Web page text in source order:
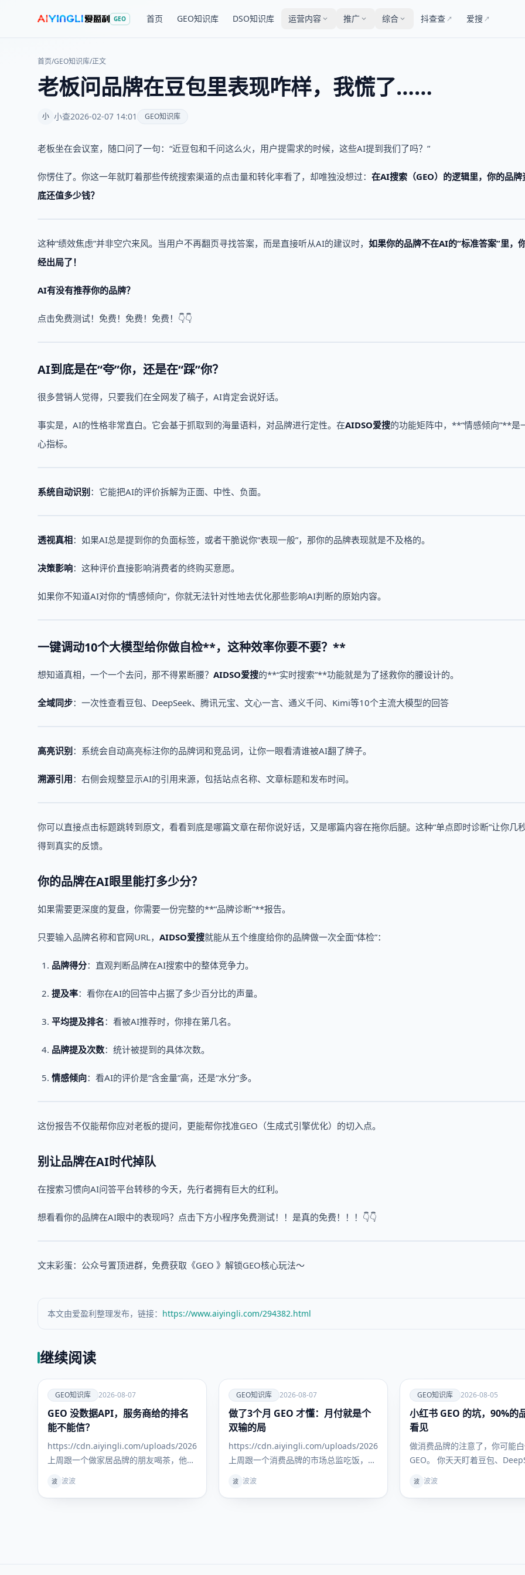
GEO 首页 GEO知识库 DSO知识库 运营内容 推广 综合 抖查查 ↗ 爱搜 ↗
首页/GEO知识库/正文
老板问品牌在豆包里表现咋样，我慌了……
小 小查2026-02-07 14:01 GEO知识库
老板坐在会议室，随口问了一句：“近豆包和千问这么火，用户提需求的时候，这些AI提到我们了吗？”
你愣住了。你这一年就盯着那些传统搜索渠道的点击量和转化率看了，却唯独没想过： 在AI搜索（GEO）的逻辑里，你的品牌
底还值多少钱？
这种“绩效焦虑”并非空穴来风。当用户不再翻页寻找答案，而是直接听从AI的建议时， 如果你的品牌不在AI的“标准答案”里，
经出局了！
AI有没有推荐你的品牌？
点击免费测试！免费！免费！免费！👇👇
AI到底是在“夸”你，还是在“踩”你？
很多营销人觉得，只要我们在全网发了稿子，AI肯定会说好话。
事实是，AI的性格非常直白。它会基于抓取到的海量语料，对品牌进行定性。在AIDSO爱搜的功能矩阵中，**“情感倾向”**是
心指标。
系统自动识别 ：它能把AI的评价拆解为正面、中性、负面。
透视真相：如果AI总是提到你的负面标签，或者干脆说你“表现一般”，那你的品牌表现就是不及格的。
决策影响：这种评价直接影响消费者的终购买意愿。
如果你不知道AI对你的“情感倾向”，你就无法针对性地去优化那些影响AI判断的原始内容。
一键调动10个大模型给你做自检**，这种效率你要不要？**
想知道真相，一个一个去问，那不得累断腰？ AIDSO爱搜的**“实时搜索”**功能就是为了拯救你的腰设计的。
全域同步：一次性查看豆包、DeepSeek、腾讯元宝、文心一言、通义千问、Kimi等10个主流大模型的回答
高亮识别 ：系统会自动高亮标注你的品牌词和竞品词，让你一眼看清谁被AI翻了牌子。
溯源引用：右侧会规整显示AI的引用来源，包括站点名称、文章标题和发布时间。
你可以直接点击标题跳转到原文，看看到底是哪篇文章在帮你说好话，又是哪篇内容在拖你后腿。这种“单点即时诊断”让你几
得到真实的反馈。
你的品牌在AI眼里能打多少分？
如果需要更深度的复盘，你需要一份完整的**“品牌诊断”**报告。
只要输入品牌名称和官网URL， AIDSO爱搜就能从五个维度给你的品牌做一次全面“体检”：
品牌得分：直观判断品牌在AI搜索中的整体竞争力。
提及率：看你在AI的回答中占据了多少百分比的声量。
平均提及排名：看被AI推荐时，你排在第几名。
品牌提及次数：统计被提到的具体次数。
情感倾向：看AI的评价是“含金量”高，还是“水分”多。
这份报告不仅能帮你应对老板的提问，更能帮你找准GEO（生成式引擎优化）的切入点。
别让品牌在AI时代掉队
在搜索习惯向AI问答平台转移的今天，先行者拥有巨大的红利。
想看看你的品牌在AI眼中的表现吗？点击下方小程序免费测试！！是真的免费！！！👇👇
文末彩蛋：公众号置顶进群，免费获取《GEO 》解锁GEO核心玩法～
本文由爱盈利整理发布，链接： https://www.aiyingli.com/294382.html
继续阅读
爱
GEO知识
库
GEO知识库 2026-08-07
GEO 没数据API，服务商给的排名
能不能信？
https://cdn.aiyingli.com/uploads/20260807/31fc6c75e66746398fb974992b31f918.jpg
上周跟一个做家居品牌的朋友喝茶，他抛
GEO服务商，每家给我的排名报告都不一
波 波波
爱
GEO知识
库
GEO知识库 2026-08-07
做了3个月 GEO 才懂：月付就是个
双输的局
https://cdn.aiyingli.com/uploads/20260807/
上周跟一个消费品牌的市场总监吃饭，他
上来就是季付年付，问能不能先试一个
波 波波
爱
GEO知识
库
GEO知识库 2026-08-05
小红书 GEO 的坑，90%的
看见
做消费品牌的注意了，你可能
GEO。 你天天盯着豆包、
新闻稿、做百科，折腾半天
波 波波